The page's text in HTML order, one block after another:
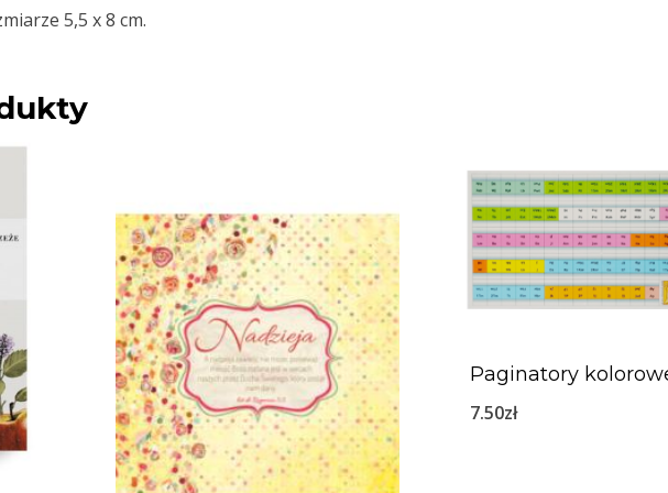
5,5 x 8 cm.
Paginatory
7.50zł